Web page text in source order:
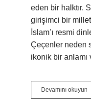
eden bir halktır.
girişimci bir
İslam’ı resmi
Çeçenler neden
ikonik bir anlamı
Devamını okuyun